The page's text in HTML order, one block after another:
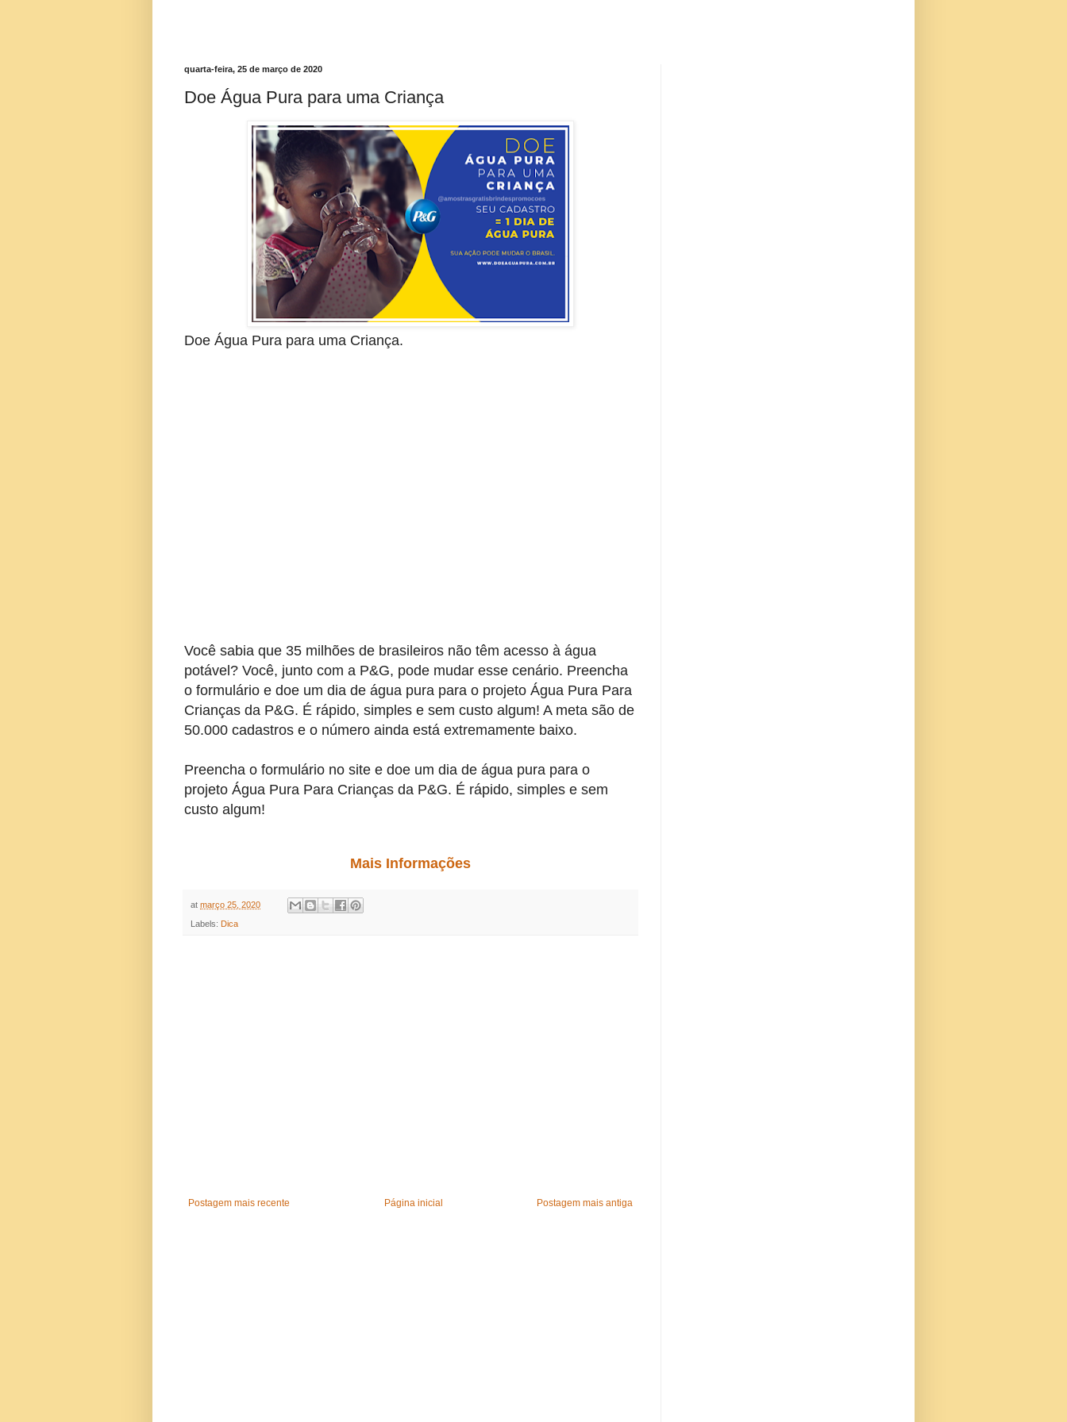
quarta-feira, 25 de março de 2020
Doe Água Pura para uma Criança
Doe Água Pura para uma Criança.
Você sabia que 35 milhões de brasileiros não têm acesso à água
potável? Você, junto com a P&G, pode mudar esse cenário. Preencha
o formulário e doe um dia de água pura para o projeto Água Pura Para
Crianças da P&G. É rápido, simples e sem custo algum! A meta são de
50.000 cadastros e o número ainda está extremamente baixo.
Preencha o formulário no site e doe um dia de água pura para o
projeto Água Pura Para Crianças da P&G. É rápido, simples e sem
custo algum!
Mais Informações
at março 25, 2020
Labels: Dica
Postagem mais recente Postagem mais antiga
Página inicial